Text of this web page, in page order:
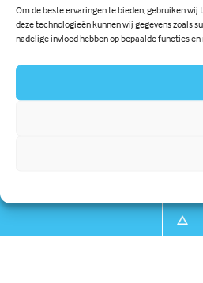
Om de beste ervaringen te bieden, gebruiken
deze technologieën kunnen wij gegevens zoals
nadelige invloed hebben op bepaalde functies